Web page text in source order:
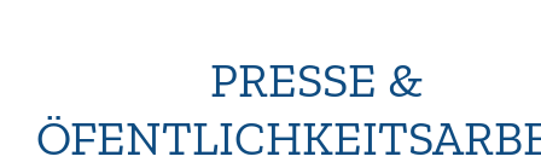
PRESSE &